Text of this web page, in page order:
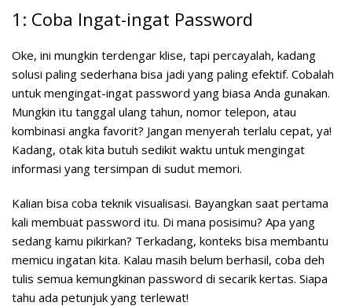
1: Coba Ingat-ingat Password
Oke, ini mungkin terdengar klise, tapi percayalah, kadang
solusi paling sederhana bisa jadi yang paling efektif. Cobalah
untuk mengingat-ingat password yang biasa Anda gunakan.
Mungkin itu tanggal ulang tahun, nomor telepon, atau
kombinasi angka favorit? Jangan menyerah terlalu cepat, ya!
Kadang, otak kita butuh sedikit waktu untuk mengingat
informasi yang tersimpan di sudut memori.
Kalian bisa coba teknik visualisasi. Bayangkan saat pertama
kali membuat password itu. Di mana posisimu? Apa yang
sedang kamu pikirkan? Terkadang, konteks bisa membantu
memicu ingatan kita. Kalau masih belum berhasil, coba deh
tulis semua kemungkinan password di secarik kertas. Siapa
tahu ada petunjuk yang terlewat!